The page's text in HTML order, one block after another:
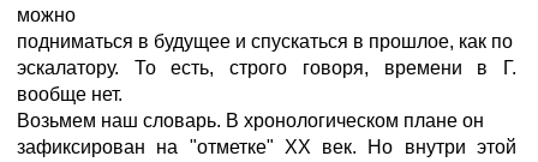
можно
подниматься в будущее и спускаться в прошлое, как по
эскалатору. То есть, строго говоря, времени в Г.
вообще нет.
Возьмем наш словарь. В хронологическом плане он
зафиксирован на "отметке" ХХ век. Но внутри этой